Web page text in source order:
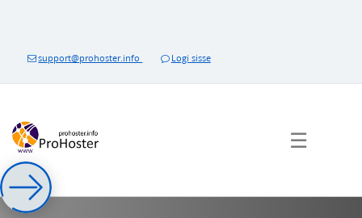
support@prohoster.info Logi sisse
☰